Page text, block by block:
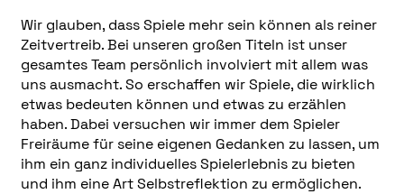
Wir glauben, dass Spiele mehr sein können als reiner
Zeitvertreib. Bei unseren großen Titeln ist unser
gesamtes Team persönlich involviert mit allem was
uns ausmacht. So erschaffen wir Spiele, die wirklich
etwas bedeuten können und etwas zu erzählen
haben. Dabei versuchen wir immer dem Spieler
Freiräume für seine eigenen Gedanken zu lassen, um
ihm ein ganz individuelles Spielerlebnis zu bieten
und ihm eine Art Selbstreflektion zu ermöglichen.